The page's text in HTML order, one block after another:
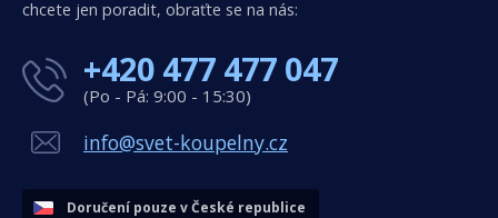
chcete jen poradit, obraťte se na nás:
+420 477 477 047
(Po - Pá: 9:00 - 15:30)
info@svet-koupelny.cz
Doručení pouze v České republice